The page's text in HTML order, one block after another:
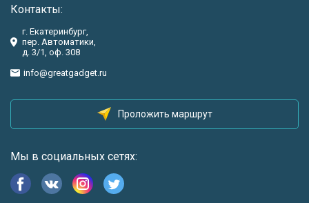
Контакты:
г. Екатеринбург,
пер. Автоматики,
д. 3/1, оф. 308
info@greatgadget.ru
Проложить маршрут
Мы в социальных сетях: